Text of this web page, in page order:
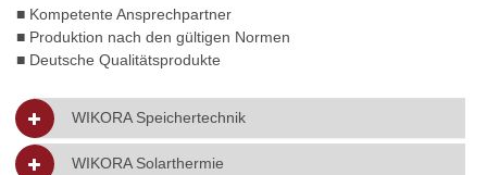
■ Kompetente Ansprechpartner
■ Produktion nach den gültigen Normen
■ Deutsche Qualitätsprodukte
WIKORA Speichertechnik
WIKORA Solarthermie